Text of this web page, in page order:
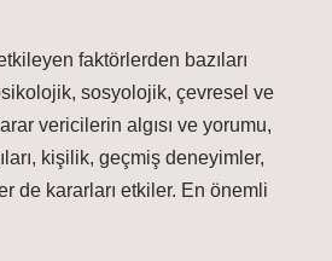
faktörlerden bazıları
sosyolojik, çevresel ve
vericilerin algısı ve yorumu,
kişilik, geçmiş deneyimler,
de kararları etkiler. En önemli